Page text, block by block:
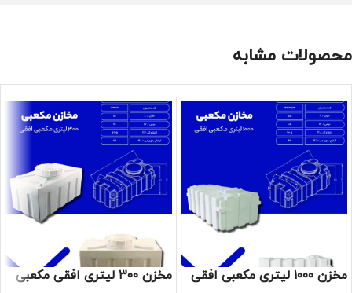
محصولات مشابه
مخزن ۱۰۰۰ لیتری مکعبی افقی
مخزن ۳۰۰ لیتری افقی مکعبی